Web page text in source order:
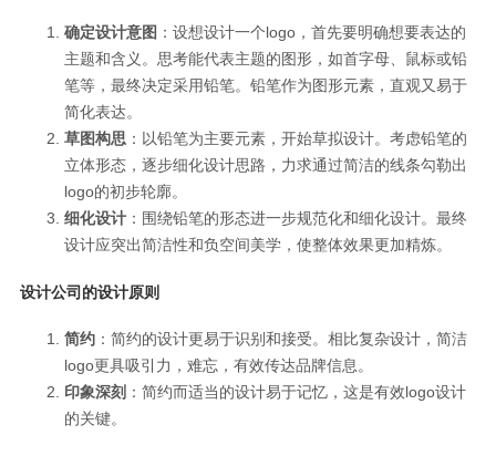
确定设计意图 ：设想设计一个logo，首先要明确想要表达的
主题和含义。思考能代表主题的图形，如首字母、鼠标或铅
笔等，最终决定采用铅笔。铅笔作为图形元素，直观又易于
简化表达。
草图构思 ：以铅笔为主要元素，开始草拟设计。考虑铅笔的
立体形态，逐步细化设计思路，力求通过简洁的线条勾勒出
logo的初步轮廓。
细化设计 ：围绕铅笔的形态进一步规范化和细化设计。最终
设计应突出简洁性和负空间美学，使整体效果更加精炼。
设计公司的设计原则
简约 ：简约的设计更易于识别和接受。相比复杂设计，简洁
logo更具吸引力，难忘，有效传达品牌信息。
印象深刻 ：简约而适当的设计易于记忆，这是有效logo设计
的关键。